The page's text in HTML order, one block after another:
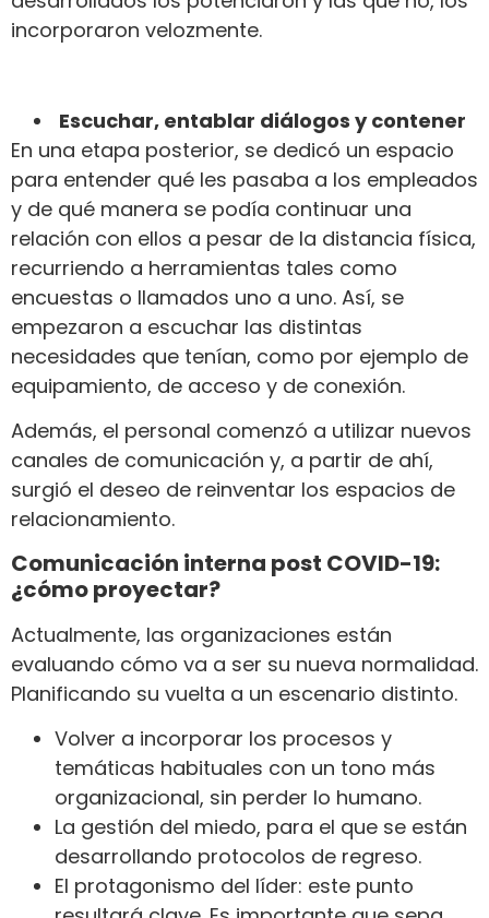
incorporaron velozmente.
Escuchar, entablar diálogos y contener
En una etapa posterior, se dedicó un espacio
para entender qué les pasaba a los empleados
y de qué manera se podía continuar una
relación con ellos a pesar de la distancia física,
recurriendo a herramientas tales como
encuestas o llamados uno a uno. Así, se
empezaron a escuchar las distintas
necesidades que tenían, como por ejemplo de
equipamiento, de acceso y de conexión.
Además, el personal comenzó a utilizar nuevos
canales de comunicación y, a partir de ahí,
surgió el deseo de reinventar los espacios de
relacionamiento.
Comunicación interna post COVID-19:
¿cómo proyectar?
Actualmente, las organizaciones están
evaluando cómo va a ser su nueva normalidad.
Planificando su vuelta a un escenario distinto.
Volver a incorporar los procesos y
temáticas habituales con un tono más
organizacional, sin perder lo humano.
La gestión del miedo, para el que se están
desarrollando protocolos de regreso.
El protagonismo del líder: este punto